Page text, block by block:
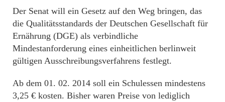
Der Senat will ein Gesetz auf den Weg bringen, das
die Qualitätsstandards der Deutschen Gesellschaft für
Ernährung (DGE) als verbindliche
Mindestanforderung eines einheitlichen berlinweit
gültigen Ausschreibungsverfahrens festlegt.
Ab dem 01. 02. 2014 soll ein Schulessen mindestens
3,25 € kosten. Bisher waren Preise von lediglich